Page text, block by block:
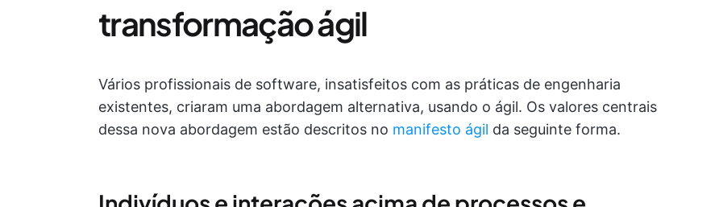
transformação ágil
Vários profissionais de software, insatisfeitos com as práticas de engenharia
existentes, criaram uma abordagem alternativa, usando o ágil. Os valores centrais
dessa nova abordagem estão descritos no manifesto ágil da seguinte forma.